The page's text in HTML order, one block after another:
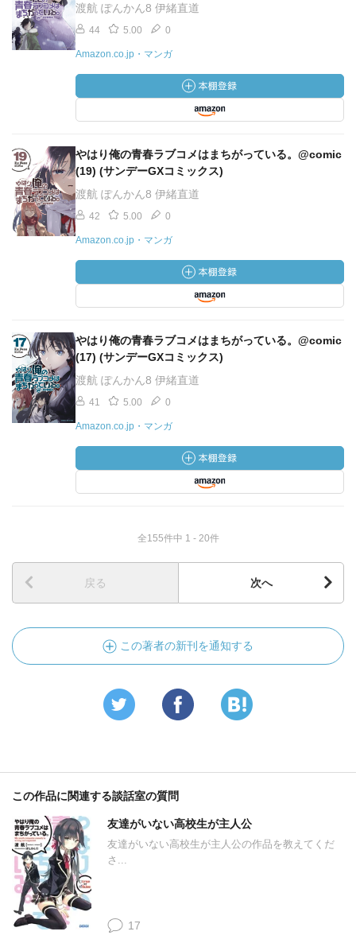
渡航 ぽんかん8 伊緒直道
44 5.00 0
Amazon.co.jp・マンガ
やはり俺の青春ラブコメはまちがっている。@comic
(19) (サンデーGXコミックス)
渡航 ぽんかん8 伊緒直道
42 5.00 0
Amazon.co.jp・マンガ
やはり俺の青春ラブコメはまちがっている。@comic
(17) (サンデーGXコミックス)
渡航 ぽんかん8 伊緒直道
41 5.00 0
Amazon.co.jp・マンガ
全155件中 1 - 20件
戻る 次へ
この著者の新刊を通知する
この作品に関連する談話室の質問
友達がいない高校生が主人公
友達がいない高校生が主人公の作品を教えてくだ
さ...
17